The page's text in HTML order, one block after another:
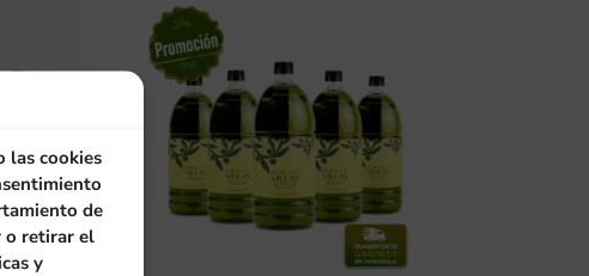
las cookies
de
o retirar el
y